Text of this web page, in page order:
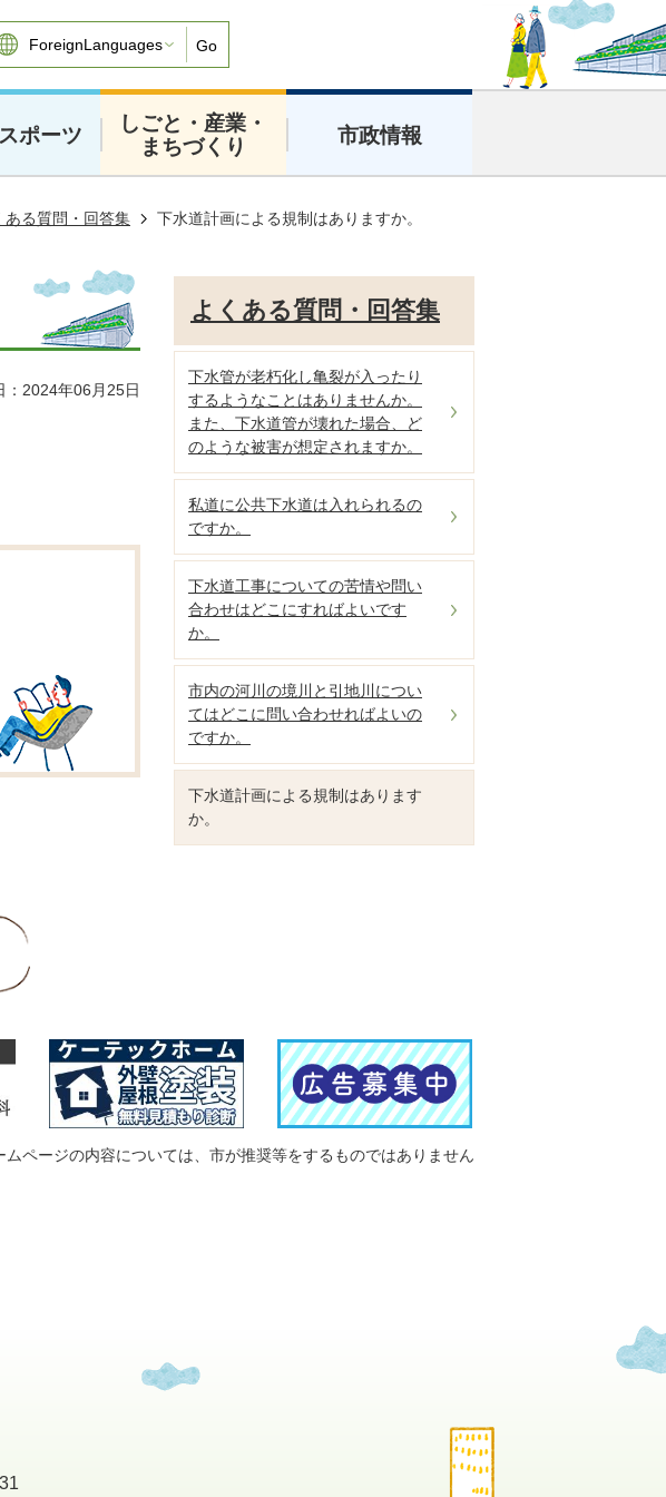
Go
ポーツ
しごと・産業・
まちづくり
市政情報
ある質問・回答集 下水道計画による規制はありますか。
：2024年06月25日
よくある質問・回答集
下水管が老朽化し亀裂が入ったり
するようなことはありませんか。
また、下水道管が壊れた場合、ど
のような被害が想定されますか。
私道に公共下水道は入れられるの
ですか。
下水道工事についての苦情や問い
合わせはどこにすればよいです
か。
市内の河川の境川と引地川につい
てはどこに問い合わせればよいの
ですか。
下水道計画による規制はあります
か。
ページの内容については、市が推奨等をするものではありません